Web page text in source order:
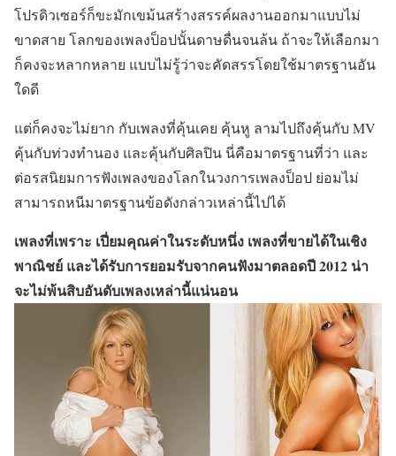
โปรดิวเซอร์ก็ขะมักเขม้นสร้างสรรค์ผลงานออกมาแบบไม่
ขาดสาย โลกของเพลงป็อปนั้นดาษดื่นจนล้น ถ้าจะให้เลือกมา
ก็คงจะหลากหลาย แบบไม่รู้ว่าจะคัดสรรโดยใช้มาตรฐานอัน
ใดดี
แต่ก็คงจะไม่ยาก กับเพลงที่คุ้นเคย คุ้นหู ลามไปถึงคุ้นกับ MV
คุ้นกับท่วงทำนอง และคุ้นกับศิลปิน นี่คือมาตรฐานที่ว่า และ
ต่อรสนิยมการฟังเพลงของโลกในวงการเพลงป็อป ย่อมไม่
สามารถหนีมาตรฐานข้อดังกล่าวเหล่านี้ไปได้
เพลงที่เพราะ เปี่ยมคุณค่าในระดับหนึ่ง เพลงที่ขายได้ในเชิง
พาณิชย์ และได้รับการยอมรับจากคนฟังมาตลอดปี 2012 น่า
จะไม่พ้นสิบอันดับเพลงเหล่านี้แน่นอน